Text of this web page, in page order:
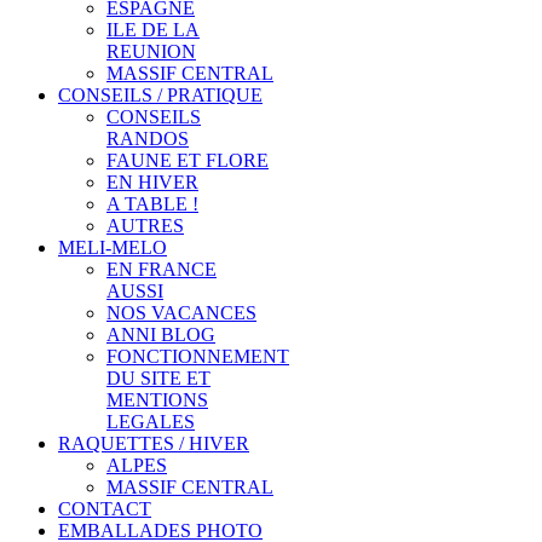
ESPAGNE
ILE DE LA
REUNION
MASSIF CENTRAL
CONSEILS / PRATIQUE
CONSEILS
RANDOS
FAUNE ET FLORE
EN HIVER
A TABLE !
AUTRES
MELI-MELO
EN FRANCE
AUSSI
NOS VACANCES
ANNI BLOG
FONCTIONNEMENT
DU SITE ET
MENTIONS
LEGALES
RAQUETTES / HIVER
ALPES
MASSIF CENTRAL
CONTACT
EMBALLADES PHOTO